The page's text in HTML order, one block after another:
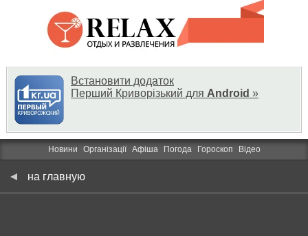
Встановити додаток
Перший Криворізький для Android »
Новини Організації Афіша Погода Гороскоп Відео
на главную